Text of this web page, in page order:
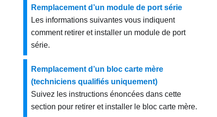
Remplacement d’un module de port série
Les informations suivantes vous indiquent
comment retirer et installer un module de port
série.
Remplacement d’un bloc carte mère
(techniciens qualifiés uniquement)
Suivez les instructions énoncées dans cette
section pour retirer et installer le bloc carte mère.